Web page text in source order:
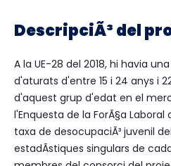
DescripciÃ³ del
A la UE-28 del 2018, hi havia
d'aturats d'entre 15 i 24 anys i
d'aquest grup d'edat en el
l'Enquesta de la ForÃ§a Laboral
taxa de desocupaciÃ³ juvenil
estadÃ­stiques singulars de